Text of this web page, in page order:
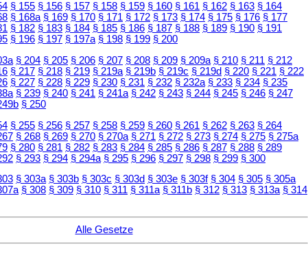
§ 155 § 156 § 157 § 158 § 159 § 160 § 161 § 162 § 163 § 164
§ 168a § 169 § 170 § 171 § 172 § 173 § 174 § 175 § 176 § 177
§ 182 § 183 § 184 § 185 § 186 § 187 § 188 § 189 § 190 § 191
§ 196 § 197 § 197a § 198 § 199 § 200
§ 204 § 205 § 206 § 207 § 208 § 209 § 209a § 210 § 211 § 212
§ 217 § 218 § 219 § 219a § 219b § 219c § 219d § 220 § 221 § 222
§ 227 § 228 § 229 § 230 § 231 § 232 § 232a § 233 § 234 § 235
§ 239 § 240 § 241 § 241a § 242 § 243 § 244 § 245 § 246 § 247
§ 250
§ 255 § 256 § 257 § 258 § 259 § 260 § 261 § 262 § 263 § 264
§ 268 § 269 § 270 § 270a § 271 § 272 § 273 § 274 § 275 § 275a
§ 280 § 281 § 282 § 283 § 284 § 285 § 286 § 287 § 288 § 289
§ 293 § 294 § 294a § 295 § 296 § 297 § 298 § 299 § 300
§ 303a § 303b § 303c § 303d § 303e § 303f § 304 § 305 § 305a
§ 308 § 309 § 310 § 311 § 311a § 311b § 312 § 313 § 313a § 314
Alle Gesetze